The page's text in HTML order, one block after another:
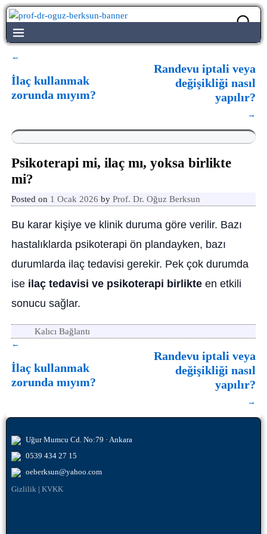
←
İlaç kullanmak
zorunda mıyım?
Randevu iptali veya
değişikliği nasıl
yapılır?
→
Psikoterapi mi, ilaç mı, yoksa birlikte
mi?
Posted on 1 Ocak 2026 by Prof. Dr. Oğuz Berksun
Bu karar kişiye ve klinik duruma göre verilir. Bazı
hastalıklarda psikoterapi ön plandayken, bazı
durumlarda ilaç tedavisi gerekir. Pek çok durumda
ise ilaç tedavisi ve psikoterapi birlikteen etkili
sonucu sağlar.
Kalıcı Bağlantı
←
İlaç kullanmak
zorunda mıyım?
Randevu iptali veya
değişikliği nasıl
yapılır?
→
Uğur Mumcu Cd. No:79 · Ankara
0539 434 27 15
oeberksun@yahoo.com
Gizlilik KVKK